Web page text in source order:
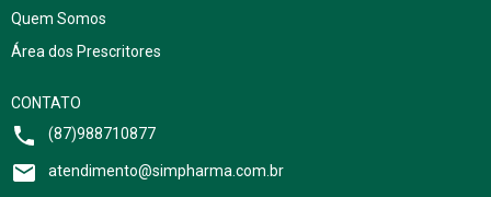
Quem Somos
Área dos Prescritores
CONTATO
(87)988710877
atendimento@simpharma.com.br